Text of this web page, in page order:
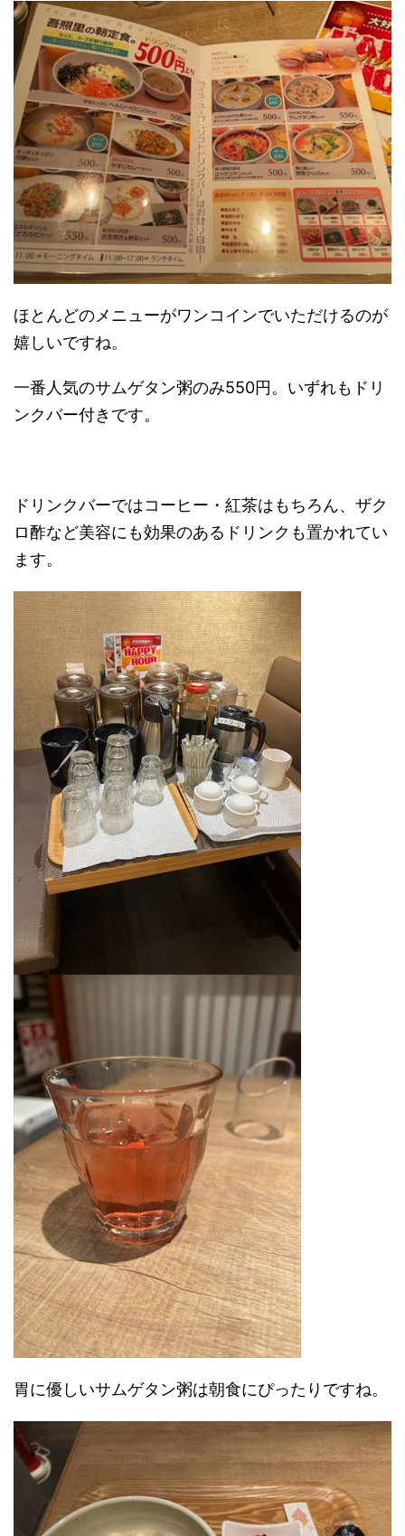
ほとんどのメニューがワンコインでいただけるのが
嬉しいですね。
一番人気のサムゲタン粥のみ550円。いずれもドリ
ンクバー付きです。
ドリンクバーではコーヒー・紅茶はもちろん、ザク
ロ酢など美容にも効果のあるドリンクも置かれてい
ます。
胃に優しいサムゲタン粥は朝食にぴったりですね。